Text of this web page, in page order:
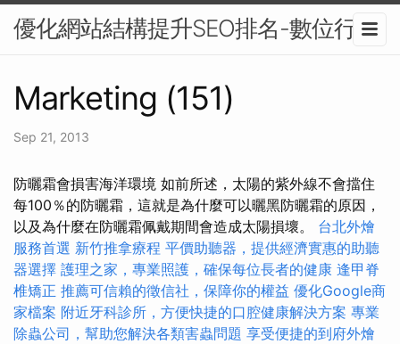
優化網站結構提升SEO排名-數位行銷
Marketing (151)
Sep 21, 2013
防曬霜會損害海洋環境 如前所述，太陽的紫外線不會擋住
每100％的防曬霜，這就是為什麼可以曬黑防曬霜的原因，
以及為什麼在防曬霜佩戴期間會造成太陽損壞。 台北外燴
服務首選 新竹推拿療程 平價助聽器，提供經濟實惠的助聽
器選擇 護理之家，專業照護，確保每位長者的健康 逢甲脊
椎矯正 推薦可信賴的徵信社，保障你的權益 優化Google商
家檔案 附近牙科診所，方便快捷的口腔健康解決方案 專業
除蟲公司，幫助您解決各類害蟲問題 享受便捷的到府外燴